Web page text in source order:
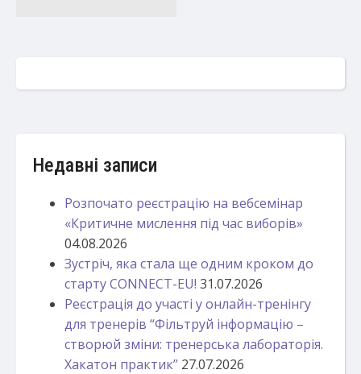
Недавні записи
Розпочато реєстрацію на вебсемінар
«Критичне мислення під час виборів»
04.08.2026
Зустріч, яка стала ще одним кроком до
старту CONNECT-EU! 31.07.2026
Реєстрація до участі у онлайн-тренінгу
для тренерів “Фільтруй інформацію –
створюй зміни: тренерська лабораторія.
Хакатон практик” 27.07.2026